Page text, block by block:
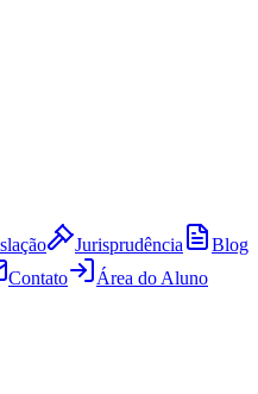
Jurisprudência
Blog
Contato Área do Aluno